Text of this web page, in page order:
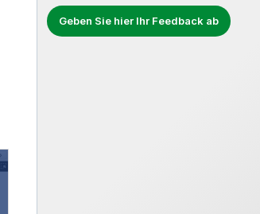
Geben Sie hier Ihr Feedback ab